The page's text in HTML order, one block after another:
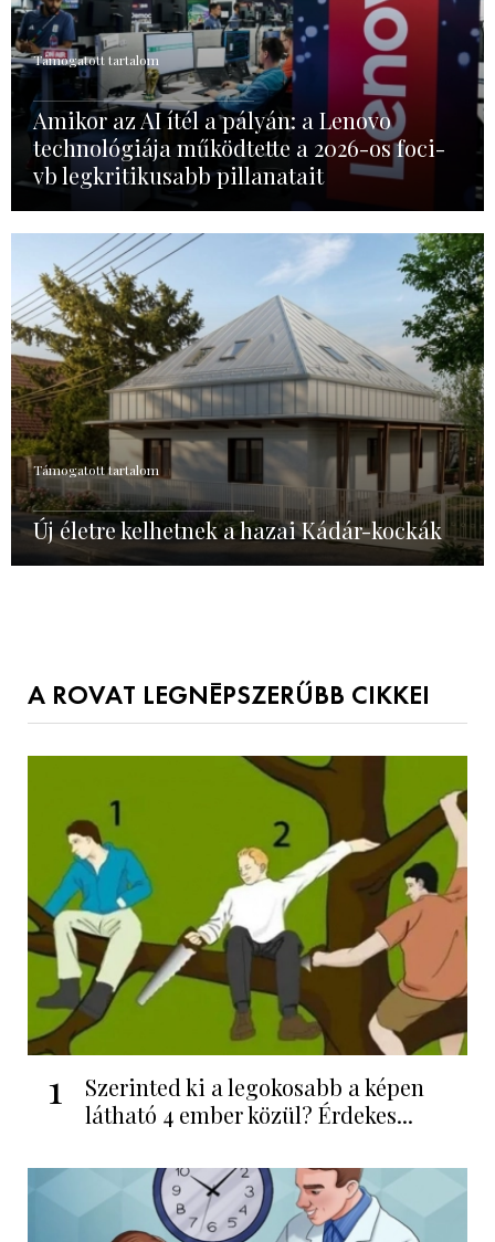
Támogatott tartalom
Amikor az AI ítél a pályán: a Lenovo
technológiája működtette a 2026-os foci-
vb legkritikusabb pillanatait
Támogatott tartalom
Új életre kelhetnek a hazai Kádár-kockák
A ROVAT LEGNÉPSZERŰBB CIKKEI
1
Szerinted ki a legokosabb a képen
látható 4 ember közül? Érdekes...